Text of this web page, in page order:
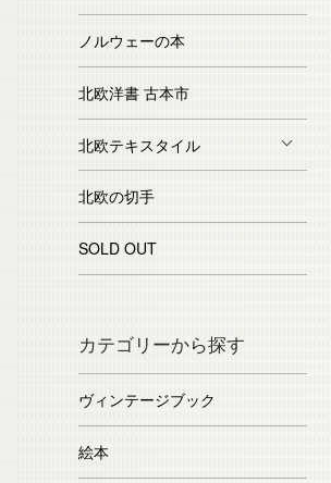
ノルウェーの本
北欧洋書 古本市
北欧テキスタイル
北欧の切手
SOLD OUT
カテゴリーから探す
ヴィンテージブック
絵本